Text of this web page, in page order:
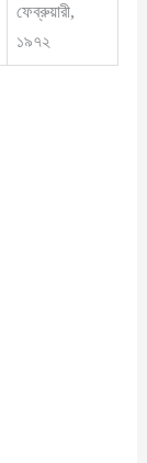
ফেব্রুয়ারী,
১৯৭২